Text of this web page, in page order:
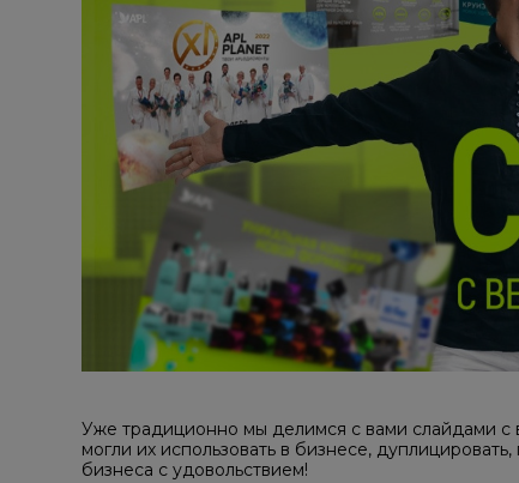
Уже традиционно мы делимся с вами слайдами
могли их использовать в бизнесе,
бизнеса с удовольствием!